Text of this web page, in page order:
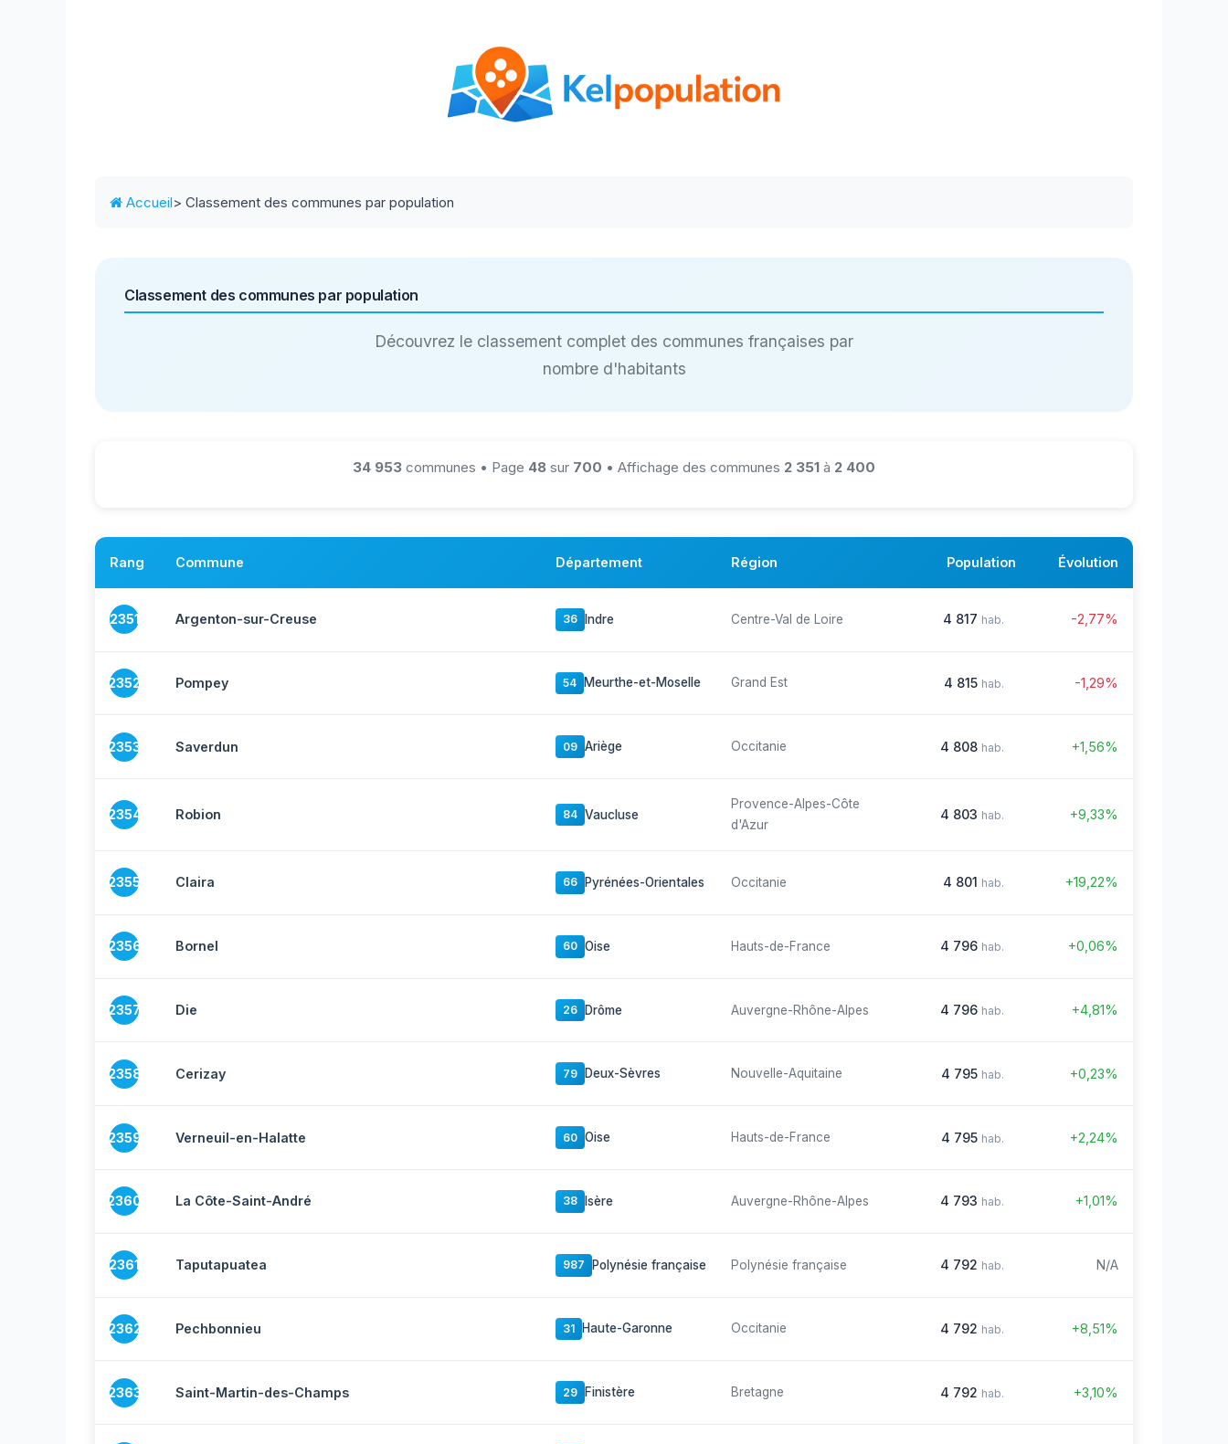
Accueil> Classement des communes par population
Classement des communes par population
Découvrez le classement complet des communes françaises par
nombre d'habitants
34 953 communes • Page 48 sur 700 • Affichage des communes 2 351 à 2 400
Rang Commune Département Région Population Évolution
2351 Argenton-sur-Creuse 36 Indre Centre-Val de Loire 4 817 hab. -2,77%
2352 Pompey 54 Meurthe-et-Moselle Grand Est 4 815 hab. -1,29%
2353 Saverdun 09 Ariège Occitanie 4 808 hab. +1,56%
2354 Robion 84 Vaucluse
Provence-Alpes-Côte
d'Azur
4 803 hab. +9,33%
2355 Claira 66 Pyrénées-Orientales Occitanie 4 801 hab. +19,22%
2356 Bornel 60 Oise Hauts-de-France 4 796 hab. +0,06%
2357 Die 26 Drôme Auvergne-Rhône-Alpes 4 796 hab. +4,81%
2358 Cerizay 79 Deux-Sèvres Nouvelle-Aquitaine 4 795 hab. +0,23%
2359 Verneuil-en-Halatte 60 Oise Hauts-de-France 4 795 hab. +2,24%
2360 La Côte-Saint-André 38 Isère Auvergne-Rhône-Alpes 4 793 hab. +1,01%
2361 Taputapuatea 987 Polynésie française Polynésie française 4 792 hab. N/A
2362 Pechbonnieu 31 Haute-Garonne Occitanie 4 792 hab. +8,51%
2363 Saint-Martin-des-Champs 29 Finistère Bretagne 4 792 hab. +3,10%